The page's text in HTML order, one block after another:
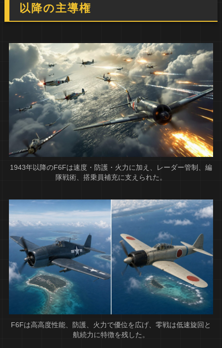
以降の主導権
1943年以降のF6Fは速度・防護・火力に加え、レーダー管制、編
隊戦術、搭乗員補充に支えられた。
F6Fは高高度性能、防護、火力で優位を広げ、零戦は低速旋回と
航続力に特徴を残した。